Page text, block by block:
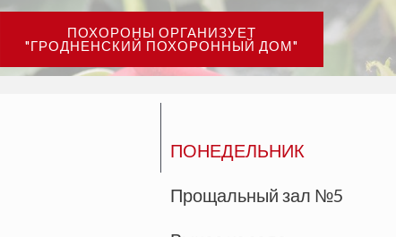
ПОХОРОНЫ ОРГАНИЗУЕТ
"ГРОДНЕНСКИЙ ПОХОРОННЫЙ ДОМ"
ПОНЕДЕЛЬНИК
Прощальный зал №5